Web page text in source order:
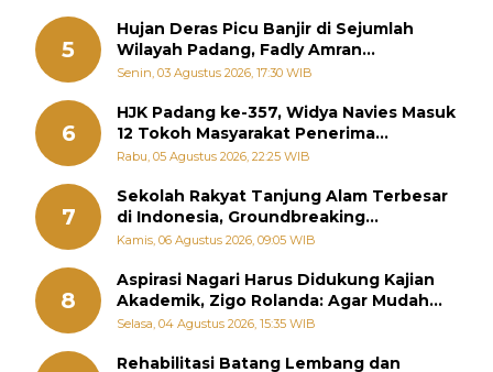
5
Hujan Deras Picu Banjir di Sejumlah
Wilayah Padang, Fadly Amran
Perintahkan OPD Siaga
Senin, 03 Agustus 2026, 17:30 WIB
6
HJK Padang ke-357, Widya Navies Masuk
12 Tokoh Masyarakat Penerima
Penghargaan Pemko Padang
Rabu, 05 Agustus 2026, 22:25 WIB
7
Sekolah Rakyat Tanjung Alam Terbesar
di Indonesia, Groundbreaking
September
Kamis, 06 Agustus 2026, 09:05 WIB
8
Aspirasi Nagari Harus Didukung Kajian
Akademik, Zigo Rolanda: Agar Mudah
Diperjuangkan di Kementerian
Selasa, 04 Agustus 2026, 15:35 WIB
Rehabilitasi Batang Lembang dan